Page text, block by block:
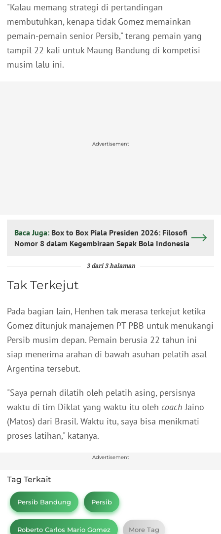
"Kalau memang strategi di pertandingan
membutuhkan, kenapa tidak Gomez memainkan
pemain-pemain senior Persib," terang pemain yang
tampil 22 kali untuk Maung Bandung di kompetisi
musim lalu ini.
Advertisement
Baca Juga: Box to Box Piala Presiden 2026: Filosofi
Nomor 8 dalam Kegembiraan Sepak Bola Indonesia
3 dari 3 halaman
Tak Terkejut
Pada bagian lain, Henhen tak merasa terkejut ketika
Gomez ditunjuk manajemen PT PBB untuk menukangi
Persib musim depan. Pemain berusia 22 tahun ini
siap menerima arahan di bawah asuhan pelatih asal
Argentina tersebut.
"Saya pernah dilatih oleh pelatih asing, persisnya
waktu di tim Diklat yang waktu itu oleh coach Jaino
(Matos) dari Brasil. Waktu itu, saya bisa menikmati
proses latihan," katanya.
Advertisement
Tag Terkait
Persib Bandung Persib
Roberto Carlos Mario Gomez More Tag